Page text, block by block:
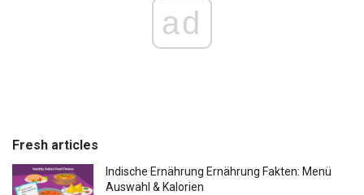
ad
Fresh articles
Indische Ernährung Ernährung Fakten: Menü
Auswahl & Kalorien